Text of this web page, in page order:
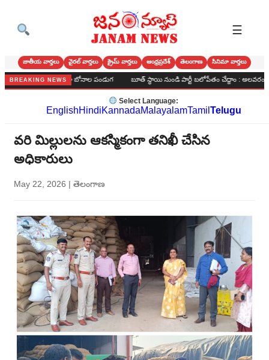
☰
జాతీయ వార్తలు వైరల్ వార్తలు క్రైమ్ వార్తలు ఆంధ్రప్రదేశ్ తెలంగాణ సినిమా వార్తలు
BREAKING NEWS
వైభవంగా బోనాల పండుగ బూత్ స్థాయి నుండి పార్టీ బలోపేతం చేద్దాం : అలవరం బిజెపి
Select Language:
EnglishHindiKannadaMalayalamTamil Telugu
వరి మిల్లులను ఆకస్మికంగా తనిఖీ చేసిన
అధికారులు
May 22, 2026 | తెలంగాణ